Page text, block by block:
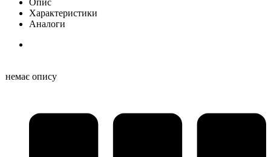
Опис
Характеристики
Аналоги
немає опису